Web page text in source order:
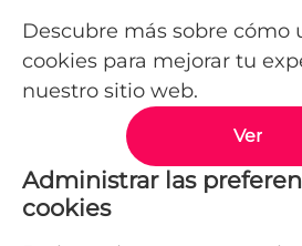
Descubre más sobre cómo
cookies para mejorar tu
nuestro sitio web.
Ver
Administrar las
cookies